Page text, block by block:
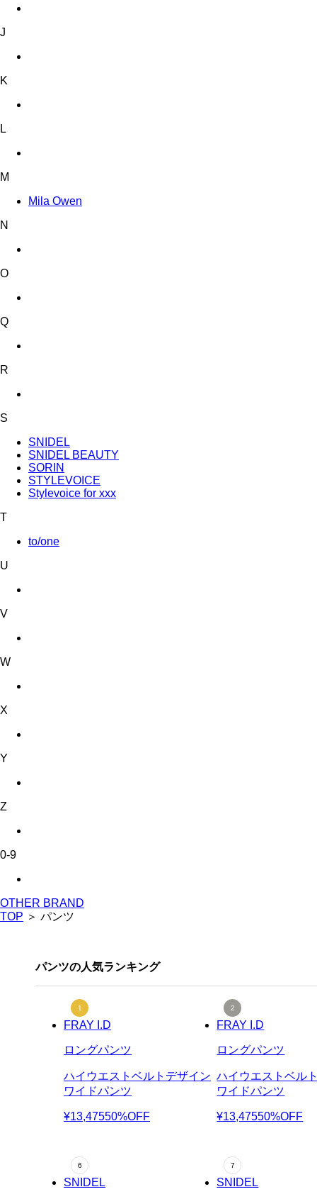
J
K
L
M
Mila Owen
N
O
Q
R
S
SNIDEL
SNIDEL BEAUTY
SORIN
STYLEVOICE
Stylevoice for xxx
T
to/one
U
V
W
X
Y
Z
0-9
OTHER BRAND
TOP ＞ パンツ
パンツの人気ランキング
FRAY I.D
ロングパンツ
ハイウエストベルトデザイン
ワイドパンツ
¥13,47550%OFF
FRAY I.D
ロングパンツ
ハイウエストベル
ワイドパンツ
¥13,47550%OFF
SNIDEL SNIDEL